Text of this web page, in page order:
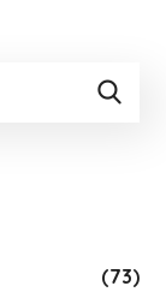
(73)